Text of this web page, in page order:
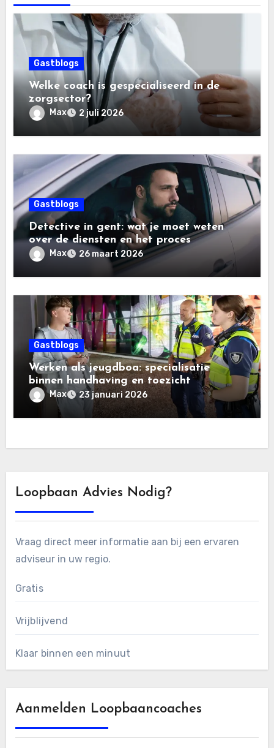
Gastblogs
Welke coach is gespecialiseerd in de
zorgsector?
Max 2 juli 2026
Gastblogs
Detective in gent: wat je moet weten
over de diensten en het proces
Max 26 maart 2026
Gastblogs
Werken als jeugdboa: specialisatie
binnen handhaving en toezicht
Max 23 januari 2026
Loopbaan Advies Nodig?
Vraag direct meer informatie aan bij een ervaren
adviseur in uw regio.
Gratis
Vrijblijvend
Klaar binnen een minuut
Aanmelden Loopbaancoaches